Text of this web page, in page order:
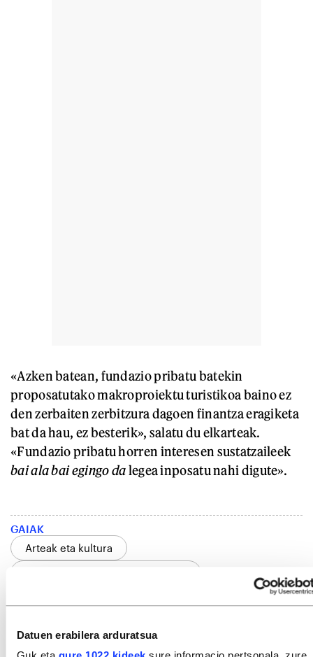
Datuen erabilera arduratsua
«Azken batean, fundazio pribatu batekin
proposatutako makroproiektu turistikoa baino ez
den zerbaiten zerbitzura dagoen finantza eragiketa
bat da hau, ez besterik», salatu du elkarteak.
«Fundazio pribatu horren interesen sustatzaileek
bai ala bai egingo dalegea inposatu nahi digute».
GAIAK
Arteak eta kultura